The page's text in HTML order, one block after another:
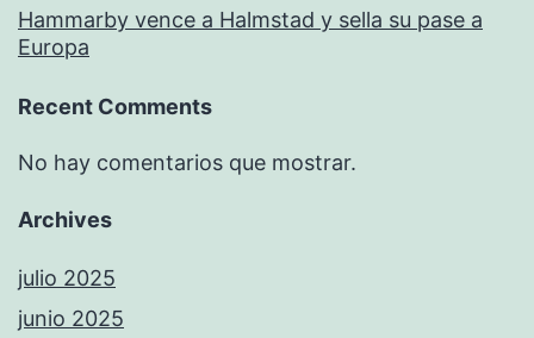
Hammarby vence a Halmstad y sella su pase a
Europa
Recent Comments
No hay comentarios que mostrar.
Archives
julio 2025
junio 2025